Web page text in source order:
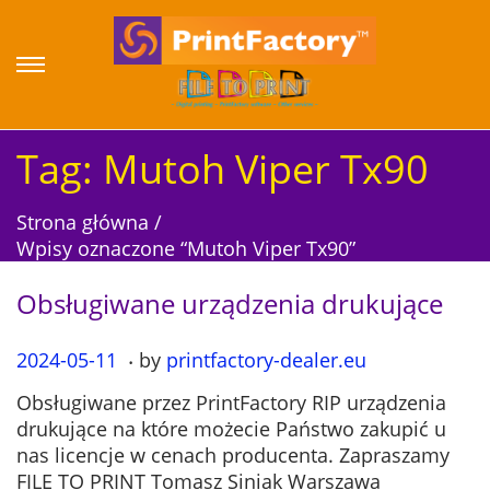
S
k
i
p
t
a
i
a
t
i
o
n
S
k
i
p
t
o
t
n
t
Tag: Mutoh Viper Tx90
Strona główna /
Wpisy oznaczone “Mutoh Viper Tx90”
Obsługiwane urządzenia drukujące
P
s
t
e
2024-05-11 2
2
4
-
. by printfactory-dealer.eu
Obsługiwane przez PrintFactory RIP urządzenia
drukujące na które możecie Państwo zakupić u
nas licencje w cenach producenta. Zapraszamy
FILE TO PRINT Tomasz Siniak Warszawa